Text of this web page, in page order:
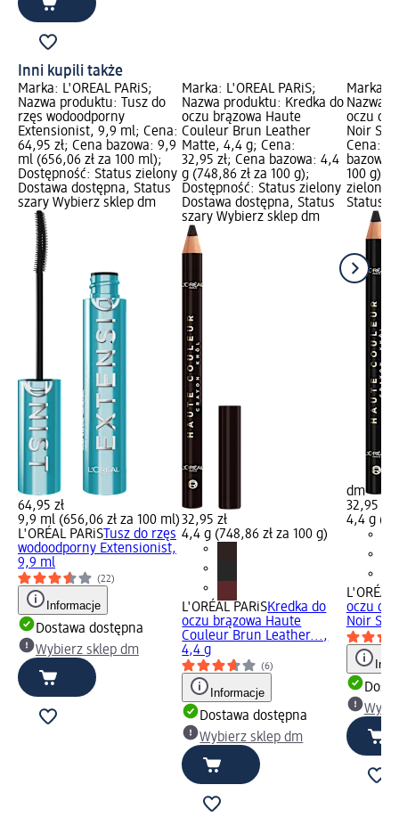
Inni kupili także
Marka: L'ORÉAL PARiS;
Nazwa produktu: Tusz do
rzęs wodoodporny
Extensionist, 9,9 ml; Cena:
64,95 zł; Cena bazowa: 9,9
ml (656,06 zł za 100 ml);
Dostępność: Status zielony
Dostawa dostępna, Status
szary Wybierz sklep dm
64,95 zł
9,9 ml (656,06 zł za 100 ml)
L'ORÉAL PARiS Tusz do rzęs
wodoodporny Extensionist,
9,9 ml
(22)
Informacje
Dostawa dostępna
Wybierz sklep dm
Marka: L'ORÉAL PARiS;
Nazwa produktu: Kredka do
oczu brązowa Haute
Couleur Brun Leather
Matte, 4,4 g; Cena:
32,95 zł; Cena bazowa: 4,4
g (748,86 zł za 100 g);
Dostępność: Status zielony
Dostawa dostępna, Status
szary Wybierz sklep dm
32,95 zł
4,4 g (748,86 zł za 100 g)
L'ORÉAL PARiSKredka do
oczu brązowa Haute
Couleur Brun Leather...,
4,4 g
(6)
Informacje
Dostawa dostępna
Wybierz sklep dm
Marka:
Nazwa
oczu
Noir
Cena:
bazowa:
100 g);
zielony
Status
dm
32,95 zł
4,4 g
L'ORÉAL
oczu
Noir